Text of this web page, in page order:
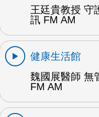
王廷貴教授 守
訊 FM AM
健康生活館
魏國展醫師 無
FM AM